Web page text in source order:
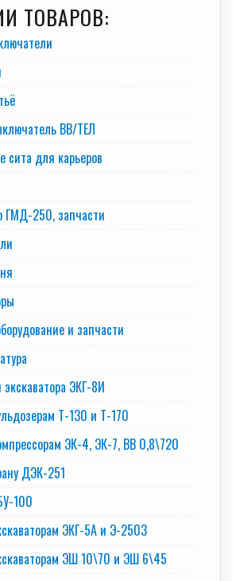
ТОВАРОВ:
BB/TEЛ
сита для карьеров
ГМД-250, запчасти
и запчасти
ЭКГ-8И
Т-130 и Т-170
ЭК-4, ЭК-7, ВВ 0,8\720
ДЭК-251
100
ЭКГ-5А и Э-2503
ЭШ 10\70 и ЭШ 6\45